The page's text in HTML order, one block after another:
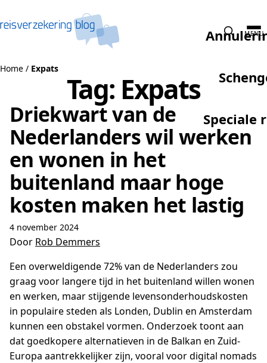
Speciale
MENU
Home / Expats
Tag: Expats
Driekwart van de
Nederlanders wil werken
en wonen in het
buitenland maar hoge
kosten maken het lastig
4 november 2024
Door Rob Demmers
Een overweldigende 72% van de Nederlanders zou
graag voor langere tijd in het buitenland willen wonen
en werken, maar stijgende levensonderhoudskosten
in populaire steden als Londen, Dublin en Amsterdam
kunnen een obstakel vormen. Onderzoek toont aan
dat goedkopere alternatieven in de Balkan en Zuid-
Europa aantrekkelijker zijn, vooral voor digital nomads